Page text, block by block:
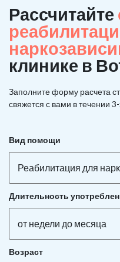
Рассчитайте
клинике в
Заполните форму расчета
свяжется с вами в течении
Вид помощи
Реабилитация для
Длительность
от недели до месяца
Возраст